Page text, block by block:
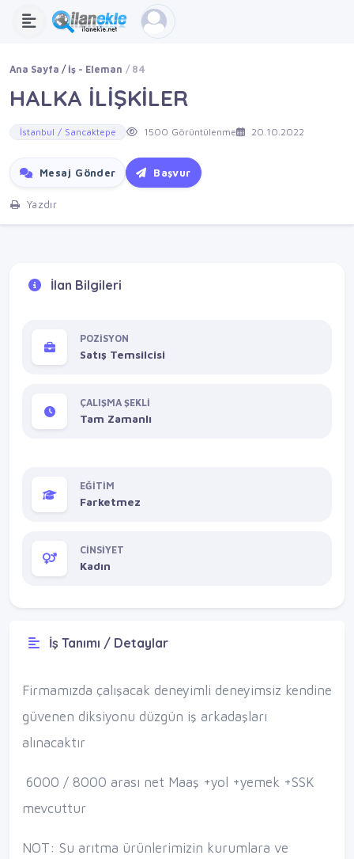
Ana Sayfa İş - Eleman 84
HALKA İLİŞKİLER
İstanbul / Sancaktepe 1500 Görüntülenme 20.10.2022
Mesaj Gönder Başvur
Yazdır
İlan Bilgileri
POZİSYON
Satış Temsilcisi
ÇALIŞMA ŞEKLİ
Tam Zamanlı
EĞİTİM
Farketmez
CİNSİYET
Kadın
İş Tanımı / Detaylar
Firmamızda çalışacak deneyimli deneyimsiz kendine
güvenen diksiyonu düzgün iş arkadaşları
alınacaktır
6000 / 8000 arası net Maaş +yol +yemek +SSK
mevcuttur
NOT: Su arıtma ürünlerimizin kurumlara ve